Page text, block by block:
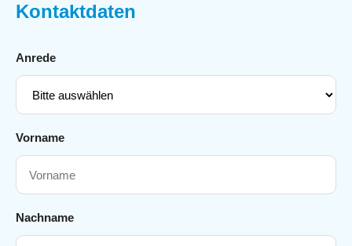
Kontaktdaten
Anrede
Vorname
Nachname